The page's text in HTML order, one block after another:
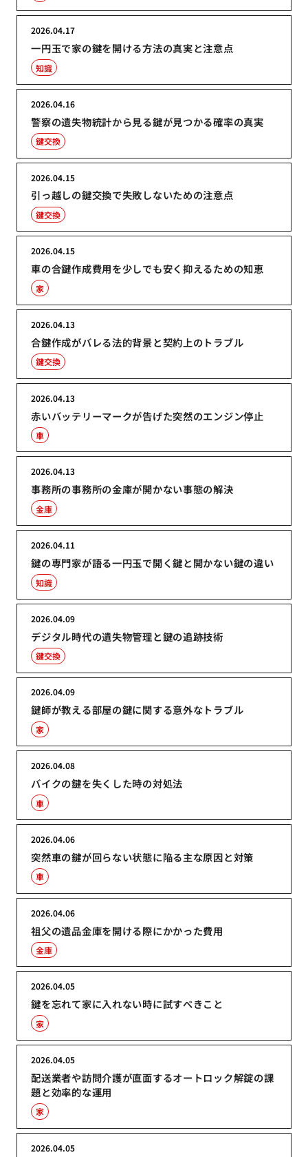
一円玉で家の鍵を開ける方法の真実と注意点
2026.04.17
知識
警察の遺失物統計から見る鍵が見つかる確率の真実
2026.04.16
鍵交換
引っ越しの鍵交換で失敗しないための注意点
2026.04.15
鍵交換
車の合鍵作成費用を少しでも安く抑えるための知恵
2026.04.15
家
合鍵作成がバレる法的背景と契約上のトラブル
2026.04.13
鍵交換
赤いバッテリーマークが告げた突然のエンジン停止
2026.04.13
車
事務所の事務所の金庫が開かない事態の解決
2026.04.13
金庫
鍵の専門家が語る一円玉で開く鍵と開かない鍵の違い
2026.04.11
知識
デジタル時代の遺失物管理と鍵の追跡技術
2026.04.09
鍵交換
鍵師が教える部屋の鍵に関する意外なトラブル
2026.04.09
家
バイクの鍵を失くした時の対処法
2026.04.08
車
突然車の鍵が回らない状態に陥る主な原因と対策
2026.04.06
車
祖父の遺品金庫を開ける際にかかった費用
2026.04.06
金庫
鍵を忘れて家に入れない時に試すべきこと
2026.04.05
家
配送業者や訪問介護が直面するオートロック解錠の課
題と効率的な運用
2026.04.05
家
2026.04.05